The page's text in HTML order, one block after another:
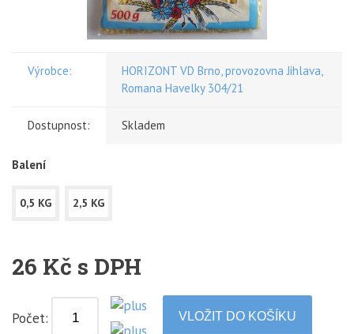
Výrobce:
HORIZONT VD Brno, provozovna Jihlava,
Romana Havelky 304/21
Dostupnost: Skladem
Balení
0,5 KG 2,5 KG
26 Kč s DPH
Počet: